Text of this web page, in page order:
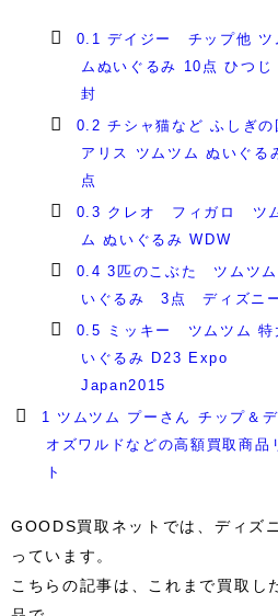
0.1 デイジー チップ他 ツ
ムぬいぐるみ 10点 ひつじ
封
0.2 チシャ猫など ふしぎの
アリス ツムツム ぬいぐる
点
0.3 クレオ フィガロ ツ
ム ぬいぐるみ WDW
0.4 3匹のこぶた ツムツ
いぐるみ 3点 ディズニ
0.5
ミッキー ツムツム 特
いぐるみ D23 Expo
Japan2015
1 ツムツム プーさん チップ＆
オズワルドなどの高額買取商品
ト
GOODS買取ネットでは、ディズ
っています。
こちらの記事は、これまで買取し